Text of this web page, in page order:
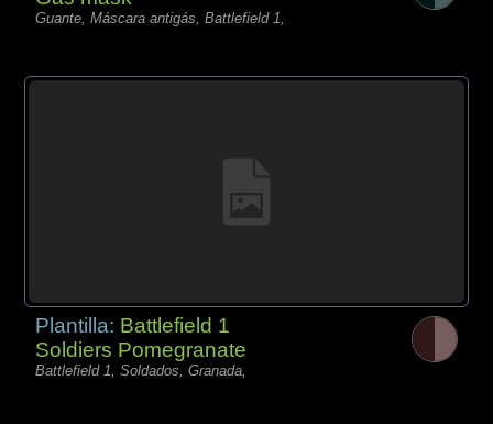
Guante, Máscara antigás, Battlefield 1,
Plantilla: Battlefield 1
Soldiers Pomegranate
Battlefield 1, Soldados, Granada,